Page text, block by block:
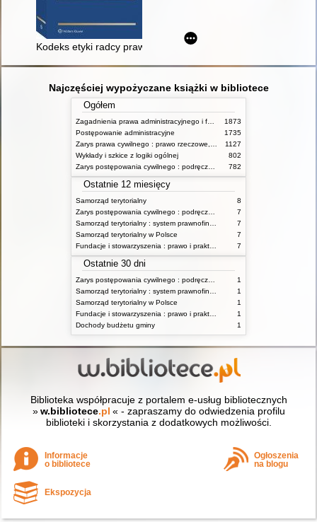
Kodeks etyki radcy prawnego : komentarz
Najczęściej wypożyczane książki w bibliotece
Ogółem
1873
Postępowanie administracyjne
1735
1127
Wykłady i szkice z logiki ogólnej
802
782
Ostatnie 12 miesięcy
Samorząd terytorialny
8
7
7
Samorząd terytorialny w Polsce
7
7
Ostatnie 30 dni
1
1
Samorząd terytorialny w Polsce
1
1
Dochody budżetu gminy
1
Biblioteka współpracuje z portalem e-usług bibliotecznych
» w.bibliotece.pl « - zapraszamy do odwiedzenia profilu
biblioteki i skorzystania z dodatkowych możliwości.
Informacje
o bibliotece
Ogłoszenia
na blogu
Ekspozycja